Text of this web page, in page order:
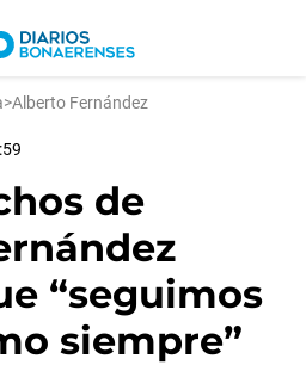
>Alberto Fernández
de
“seguimos
siempre”